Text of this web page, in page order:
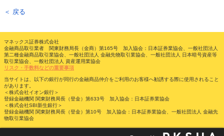
＜ 戻る
マネックス証券株式会社
金融商品取引業者 関東財務局長（金商）第165号 加入協会：日本証券業協会、一般社団法人
第二種金融商品取引業協会、一般社団法人 金融先物取引業協会、一般社団法人 日本暗号資産等
取引業協会、一般社団法人 資産運用業協会
リスク・手数料などの重要事項
当サイトは、以下の銀行が同行の金融商品仲介をご利用のお客様へ勧誘する際に使用されること
があります。
＜株式会社イオン銀行＞
登録金融機関 関東財務局長（登金）第633号 加入協会：日本証券業協会
＜株式会社SBI新生銀行＞
登録金融機関 関東財務局長（登金）第10号 加入協会：日本証券業協会、一般社団法人 金融先
物取引業協会